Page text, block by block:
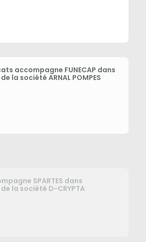
la société ARNAL POMPES